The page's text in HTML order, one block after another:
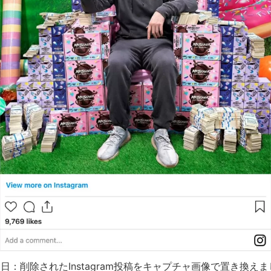
日：削除されたInstagram投稿をキャプチャ画像で置き換えま